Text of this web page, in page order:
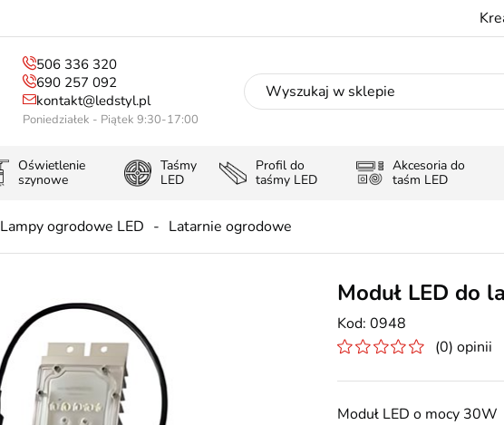
506 336 320
690 257 092
kontakt@ledstyl.pl
Poniedziałek - Piątek 9:30-17:00
Oświetlenie
szynowe
Taśmy
LED
Profil do
taśmy LED
Akcesoria do
taśm LED
Lampy ogrodowe LED Latarnie ogrodowe
Moduł LED do
0948
(0) opinii
Moduł LED o mocy 30W